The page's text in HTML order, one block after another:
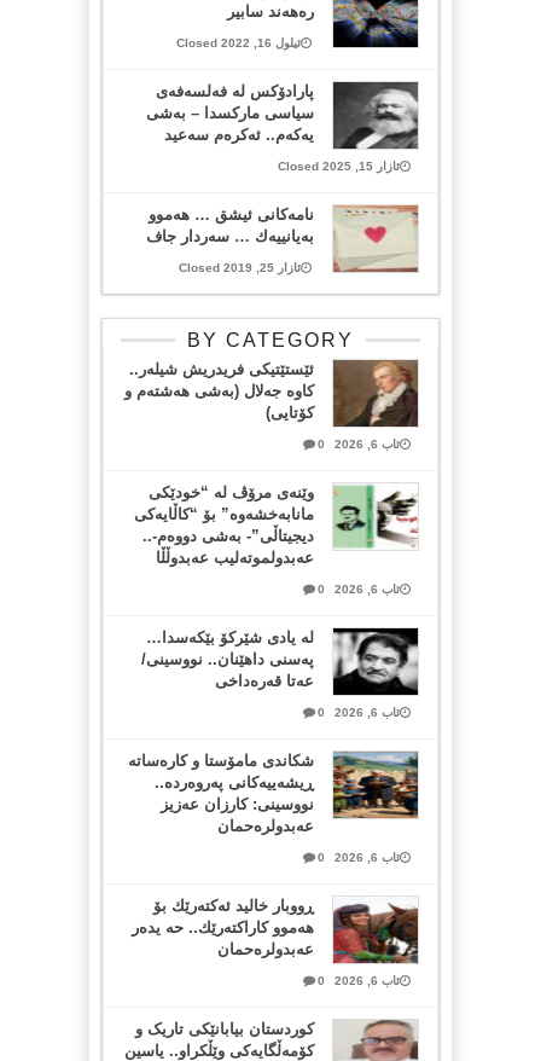
رەهەند سابیر
ئیلول 16, 2022 Closed
پارادۆکس لە فەلسەفەی
سیاسی مارکسدا – بەشی
یەکەم.. ئەکرەم سەعید
ئازار 15, 2025 Closed
نامه‌كانی ئیشق … هه‌موو
به‌یانییه‌ك … سه‌ردار جاف
ئازار 25, 2019 Closed
BY CATEGORY
ئێستێتیکی فریدریش شیلەر..
کاوە جەلال (بەشی هەشتەم و
کۆتایی)
ئاب 6, 2026 0
وێنەی مرۆڤ لە “خودێکی
مانابەخشەوە” بۆ “کاڵایەکی
دیجیتاڵی”- بەشی دووەم-..
عەبدولموتەلیب عەبدوڵڵا
ئاب 6, 2026 0
لە یادی شێرکۆ بێکەسدا…
پەسنی داهێنان.. نووسینی/
عەتا قەرەداخی
ئاب 6, 2026 0
شکاندی مامۆستا و کارەساتە
ڕیشەییەکانی پەروەردە..
نووسینی: کارزان عەزیز
عەبدولرەحمان
ئاب 6, 2026 0
ڕووبار خالید ئەكتەرێك بۆ
هەموو كاراكتەرێك.. حه یدەر
عەبدولرەحمان
ئاب 6, 2026 0
کوردستان بیابانێکی تاریک و
کۆمەڵگایەکی وێڵکراو.. یاسین